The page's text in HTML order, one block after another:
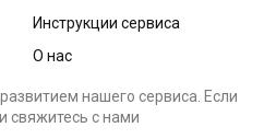
Инструкции сервиса
О нас
нашего сервиса. Если
cвяжитесь с нами